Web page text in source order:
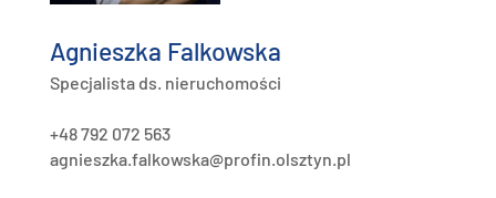
Agnieszka Falkowska
Specjalista ds. nieruchomości
+48 792 072 563
agnieszka.falkowska@profin.olsztyn.pl